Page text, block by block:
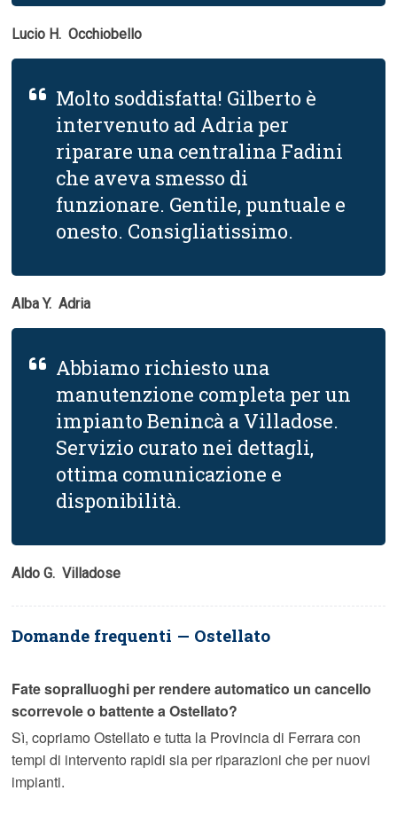
Lucio H.  Occhiobello
Molto soddisfatta! Gilberto è
intervenuto ad Adria per
riparare una centralina Fadini
che aveva smesso di
funzionare. Gentile, puntuale e
onesto. Consigliatissimo.
Alba Y.  Adria
Abbiamo richiesto una
manutenzione completa per un
impianto Benincà a Villadose.
Servizio curato nei dettagli,
ottima comunicazione e
disponibilità.
Aldo G.  Villadose
Domande frequenti — Ostellato
Fate sopralluoghi per rendere automatico un cancello
scorrevole o battente a Ostellato?
Sì, copriamo Ostellato e tutta la Provincia di Ferrara con
tempi di intervento rapidi sia per riparazioni che per nuovi
impianti.